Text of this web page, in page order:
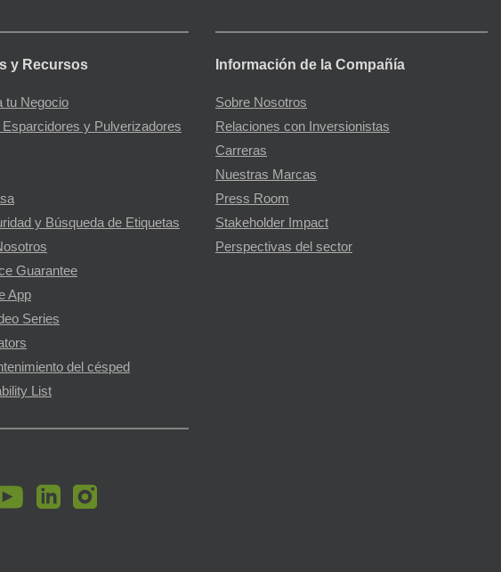
y Recursos
tu Negocio
y Pulverizadores
y Búsqueda de Etiquetas
Guarantee
App
Series
del césped
List
Información de la Compañía
Sobre Nosotros
Relaciones con Inversionistas
Carreras
Nuestras Marcas
Press Room
Stakeholder Impact
Perspectivas del sector